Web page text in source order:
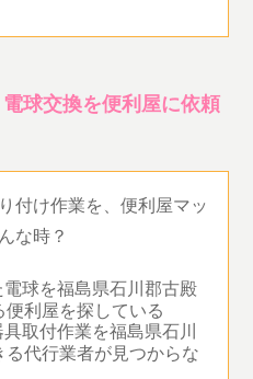
球交換を便利屋に依頼
付け作業を、便利屋マッ
な時？
球を福島県石川郡古殿
利屋を探している
取付作業を福島県石川
代行業者が見つからな